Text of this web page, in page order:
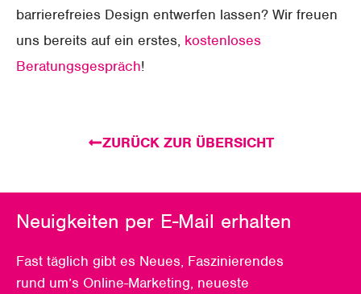
barrierefreies Design entwerfen lassen? Wir freuen
uns bereits auf ein erstes, kostenloses
Beratungsgespräch!
ZURÜCK ZUR ÜBERSICHT
Neuigkeiten per E-Mail erhalten
Fast täglich gibt es Neues, Faszinierendes
rund um’s Online-Marketing, neueste